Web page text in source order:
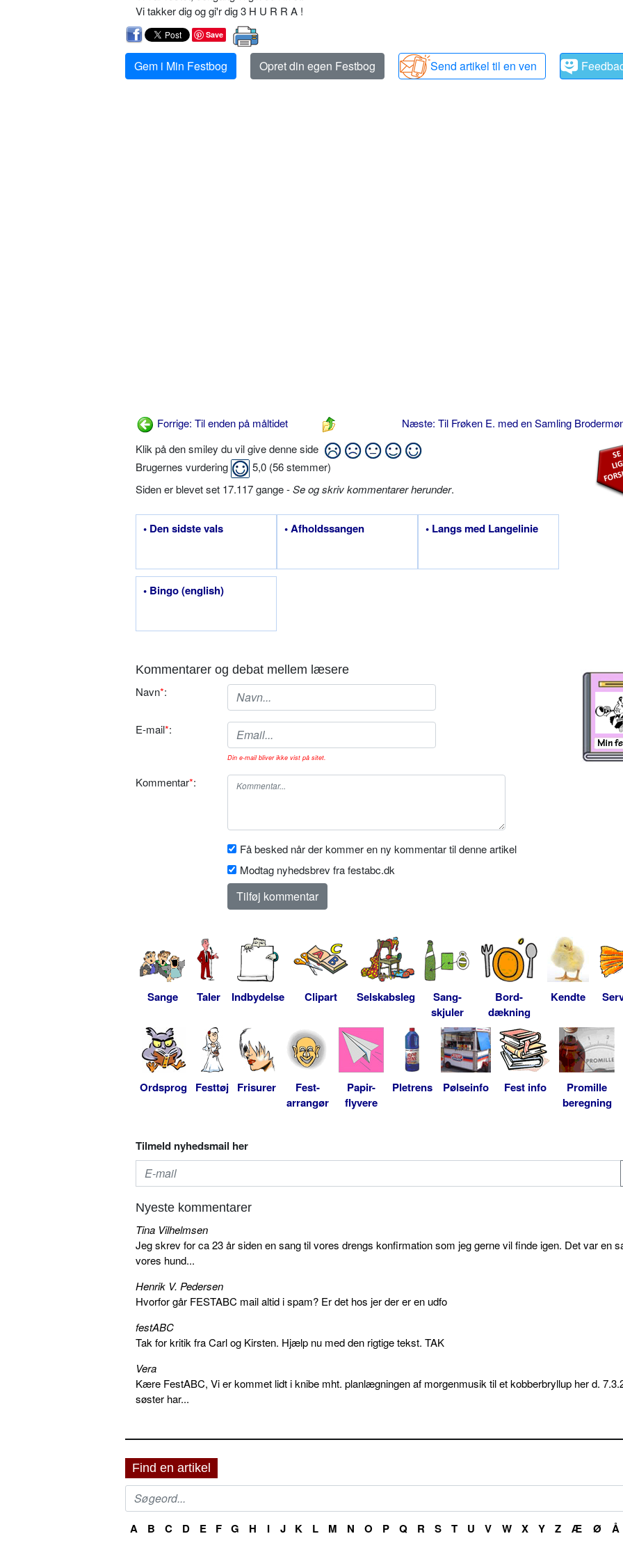
Vi takker dig og gi'r dig 3 H U R R A !
Save
Gem i Min Festbog Opret din egen Festbog Send artikel til en ven
Forrige: Til enden på måltidet
Næste: Til Frøken E. med en Samling
Klik på den smiley du vil give denne side
Brugernes vurdering
5,0 (56stemmer)
Siden er blevet set 17.117 gange -Se og skriv kommentarer herunder.
• Den sidste vals • Afholdssangen • Langs med Langelinie
• Bingo (english)
Kommentarer og debat mellem læsere
Navn*:
E-mail*:
Din e-mail bliver ikke vist på sitet.
Kommentar*:
Få besked når der kommer en ny kommentar til denne artikel
Modtag nyhedsbrev fra festabc.dk
Sange Taler Indbydelse Clipart Selskabsleg
Sang-
skjuler
Bord-
dækning
Kendte
Ordsprog Festtøj Frisurer
Fest-
arrangør
Papir-
flyvere
Pletrens Pølseinfo Fest info
Promille
beregning
Tilmeld nyhedsmail her
Nyeste kommentarer
Tina Vilhelmsen
Jeg skrev for ca 23 år siden en sang til vores drengs konfirmation som jeg gerne vil finde igen. Det var en
vores hund...
Henrik V. Pedersen
Hvorfor går FESTABC mail altid i spam? Er det hos jer der er en udfo
festABC
Tak for kritik fra Carl og Kirsten. Hjælp nu med den rigtige tekst. TAK
Vera
Kære FestABC, Vi er kommet lidt i knibe mht. planlægningen af morgenmusik til et kobberbryllup her d.
søster har...
Find en artikel
A B C D E F G H I J K L M N O P Q R S T U V W X Y Z Æ Ø Å